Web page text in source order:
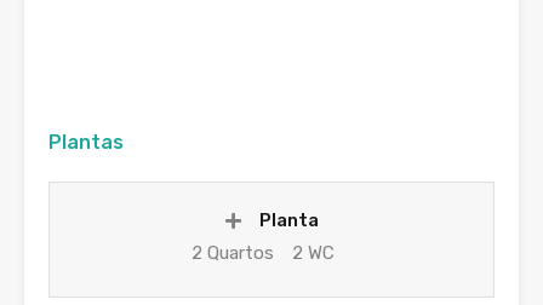
Plantas
Planta
2 Quartos
2 WC